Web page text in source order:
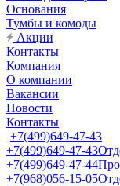
Основания
Тумбы и комоды
Акции
Контакты
Компания
О компании
Вакансии
Новости
Контакты
+7(499)649-47-43
+7(499)649-47-43
+7(499)649-47-44
+7(968)056-15-05